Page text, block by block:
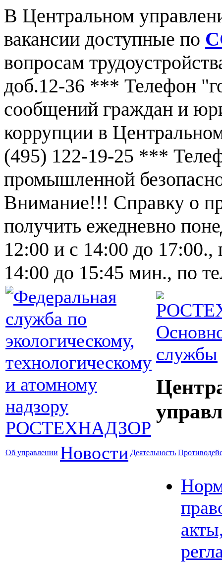
В Центральном
вакансии доступные по
вопросам
доб.12-36 *** Телефон
сообщений граждан и
коррупции в
(495) 122-19-25 ***
промышленной
Внимание!!! Справку о
получить ежедневно
12:00 и с 14:00 до 17:00.,
14:00 до 15:45 мин., по
службы
Об управлении Новости Деятельность